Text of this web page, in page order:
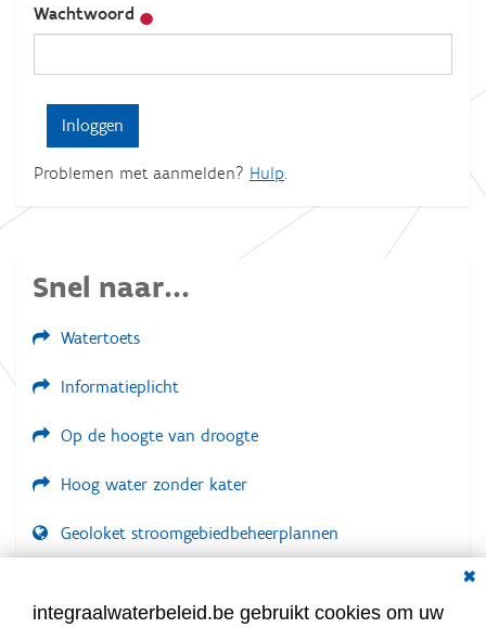
Wachtwoord
Problemen met aanmelden? Hulp
Snel naar...
Watertoets
Informatieplicht
Op de hoogte van droogte
Hoog water zonder kater
Geoloket stroomgebiedbeheerplannen
LOGIN VEREIST
integraalwaterbeleid.be gebruikt cookies om uw